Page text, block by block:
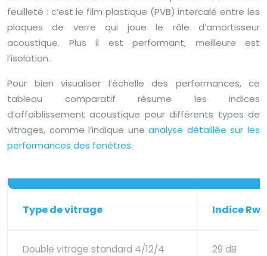
feuilleté : c’est le film plastique (PVB) intercalé entre les
plaques de verre qui joue le rôle d’amortisseur
acoustique. Plus il est performant, meilleure est
l’isolation.
Pour bien visualiser l’échelle des performances, ce
tableau comparatif résume les indices
d’affaiblissement acoustique pour différents types de
vitrages, comme l’indique uneanalyse détaillée sur les
performances des fenêtres.
Type de vitrage Indice Rw
Double vitrage standard 4/12/4 29 dB